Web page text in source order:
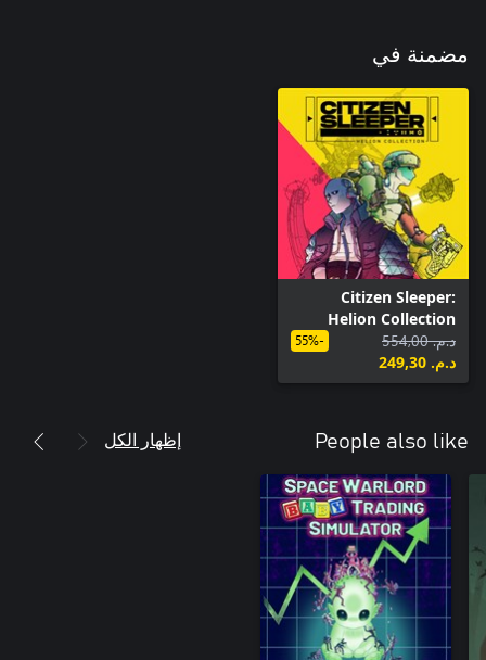
مضمنة في
Citizen Sleeper:
Helion Collection
د.م.‏ 554,00
د.م.‏ 249,30
-55%
People also like إظهار الكل